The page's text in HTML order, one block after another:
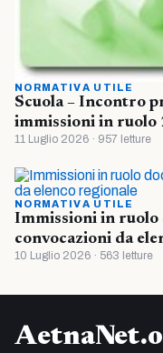
NORMATIVA UTILE
Scuola – Incontro
immissioni in ruolo
11 Luglio 2026 · 957 letture
NORMATIVA UTILE
Immissioni in
convocazioni da
10 Luglio 2026 · 563 letture